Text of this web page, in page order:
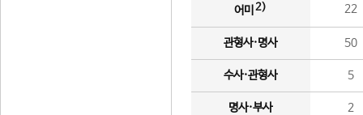
어미 2) 22
관형사·명사 50
수사·관형사 5
명사·부사 2